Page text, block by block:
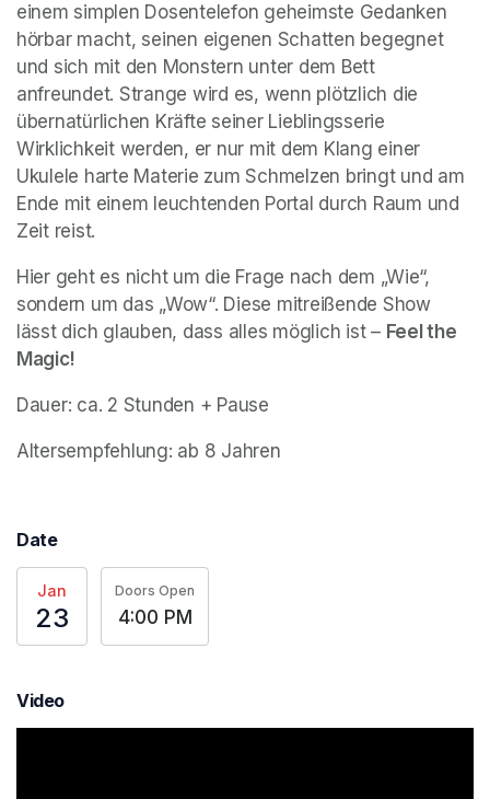
einem simplen Dosentelefon geheimste Gedanken
hörbar macht, seinen eigenen Schatten begegnet
und sich mit den Monstern unter dem Bett
anfreundet. Strange wird es, wenn plötzlich die
übernatürlichen Kräfte seiner Lieblingsserie
Wirklichkeit werden, er nur mit dem Klang einer
Ukulele harte Materie zum Schmelzen bringt und am
Ende mit einem leuchtenden Portal durch Raum und
Zeit reist.
Hier geht es nicht um die Frage nach dem „Wie“,
sondern um das „Wow“. Diese mitreißende Show
lässt dich glauben, dass alles möglich ist – Feel the
Magic!
Dauer: ca. 2 Stunden + Pause
Altersempfehlung: ab 8 Jahren
Date
Jan
23
Doors Open
4:00 PM
Video